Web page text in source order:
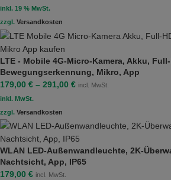
inkl. 19 % MwSt.
zzgl. Versandkosten
LTE - Mobile 4G-Micro-Kamera, Akku, Full-
Bewegungserkennung, Mikro, App
179,00 € – 291,00 € incl. MwSt.
inkl. MwSt.
zzgl. Versandkosten
WLAN LED-Außenwandleuchte, 2K-
Nachtsicht, App, IP65
179,00 € incl. MwSt.